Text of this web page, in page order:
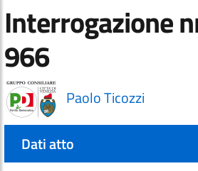
Interrogazione
966
Paolo Ticozzi
Dati atto